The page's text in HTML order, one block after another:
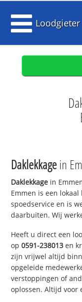
Daklekkagein
Daklekkage in
Emmen is een
spoedservice en is
daarbuiten. Wij
Heeft u direct een
op0591-238013 en
zijn vrijwel altijd
opgeleide
verstoppingen of
oplossen. Altijd voor